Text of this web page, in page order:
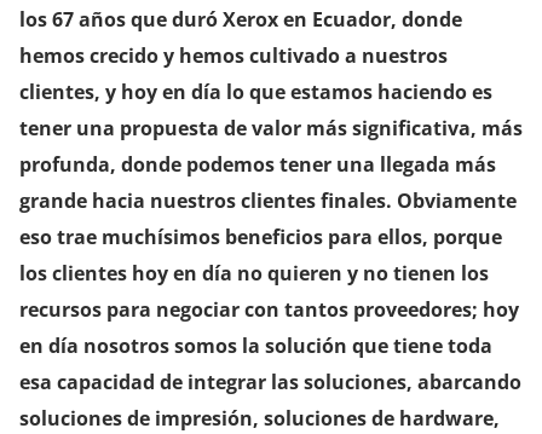
los 67 años que duró Xerox en Ecuador, donde
hemos crecido y hemos cultivado a nuestros
clientes, y hoy en día lo que estamos haciendo es
tener una propuesta de valor más significativa, más
profunda, donde podemos tener una llegada más
grande hacia nuestros clientes finales. Obviamente
eso trae muchísimos beneficios para ellos, porque
los clientes hoy en día no quieren y no tienen los
recursos para negociar con tantos proveedores; hoy
en día nosotros somos la solución que tiene toda
esa capacidad de integrar las soluciones, abarcando
soluciones de impresión, soluciones de hardware,